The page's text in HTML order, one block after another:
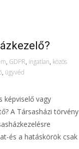
, GDPR, ingatlan, közös
, ügyvéd
képviselő vagy
A Társasházi törvény
és a hatáskörök csak